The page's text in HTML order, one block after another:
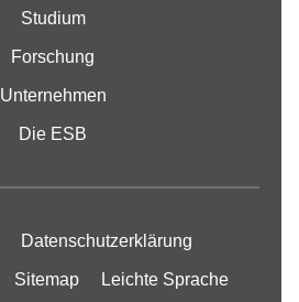
Studium
Forschung
Unternehmen
Die ESB
Datenschutzerklärung
Sitemap Leichte Sprache